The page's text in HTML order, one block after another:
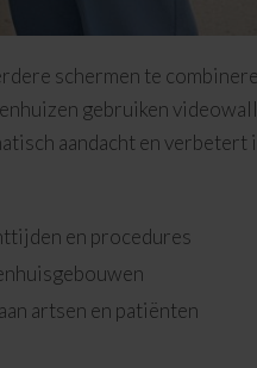
schermen te
gebruiken
aandacht en
en procedures
artsen en patiënten